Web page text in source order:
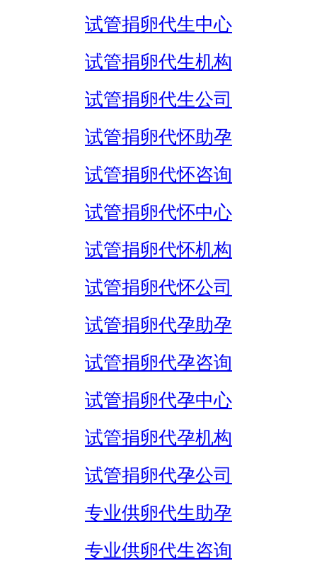
试管捐卵代生中心
试管捐卵代生机构
试管捐卵代生公司
试管捐卵代怀助孕
试管捐卵代怀咨询
试管捐卵代怀中心
试管捐卵代怀机构
试管捐卵代怀公司
试管捐卵代孕助孕
试管捐卵代孕咨询
试管捐卵代孕中心
试管捐卵代孕机构
试管捐卵代孕公司
专业供卵代生助孕
专业供卵代生咨询